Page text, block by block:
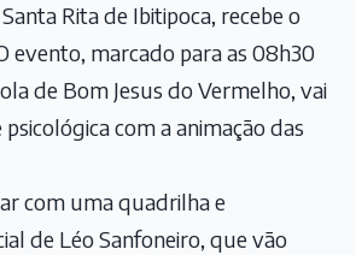
Rita de Ibitipoca, recebe o
evento, marcado para as 08h30
de Bom Jesus do Vermelho, vai
com a animação das
com uma quadrilha e
de Léo Sanfoneiro, que vão